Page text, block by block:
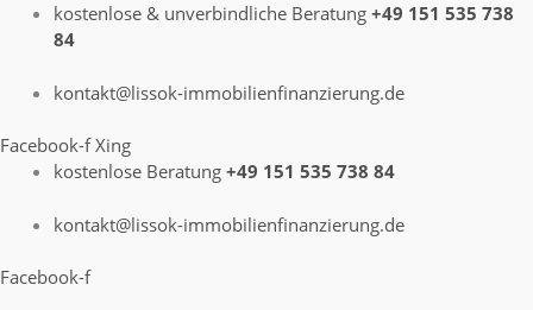
Zum
kostenlose & unverbindliche Beratung +49 151 535 738
84
kontakt@lissok-immobilienfinanzierung.de
Facebook-f Xing
kostenlose Beratung +49 151 535 738 84
kontakt@lissok-immobilienfinanzierung.de
Facebook-f
Menü
Menü
Menü